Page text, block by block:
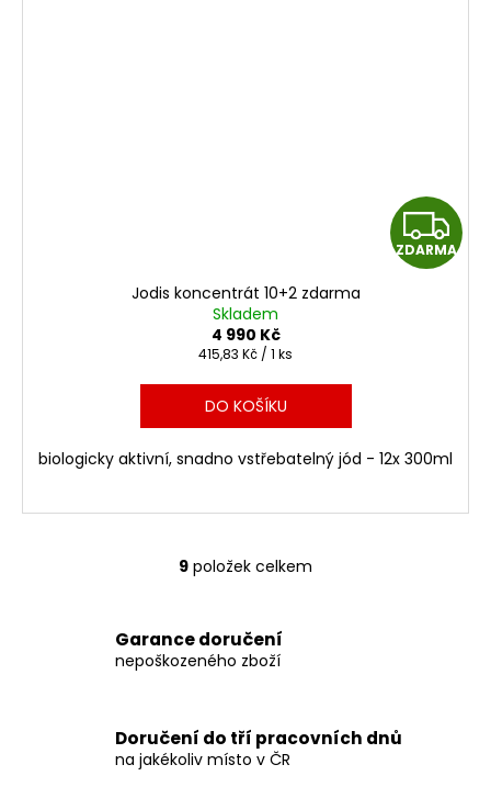
Z
D
A
ZDARMA
Jodis koncentrát 10+2 zdarma
Skladem
4 990 Kč
Měrná
415,83 Kč / 1 ks
DO KOŠÍKU
biologicky aktivní, snadno vstřebatelný jód - 12x 300ml
O
l
á
d
c
í
p
9 položek celkem
Garance doručení
nepoškozeného zboží
Doručení do tří pracovních dnů
na jakékoliv místo v ČR